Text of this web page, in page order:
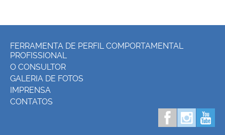
FERRAMENTA DE PERFIL COMPORTAMENTAL
PROFISSIONAL
O CONSULTOR
GALERIA DE FOTOS
IMPRENSA
CONTATOS